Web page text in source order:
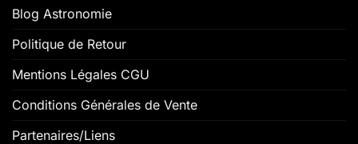
Blog Astronomie
Politique de Retour
Mentions Légales CGU
Conditions Générales de Vente
Partenaires/Liens